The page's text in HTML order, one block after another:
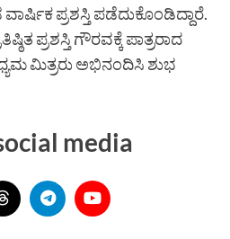
ಪ್ರಶಸ್ತಿ ಪಡೆದುಕೊಂಡಿದ್ದಾರೆ.
ಪ್ರಶಸ್ತಿ ಗೌರವಕ್ಕೆ ಪಾತ್ರರಾದ
ಮಿತ್ರರು ಅಭಿನಂದಿಸಿ ಶುಭ
media